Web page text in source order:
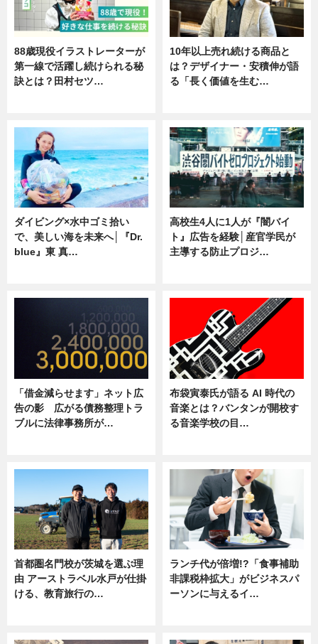
88歳現役イラストレーターが
第一線で活躍し続けられる秘
訣とは？田村セツ…
10年以上売れ続ける商品と
は？デザイナー・安積伸が語
る「長く価値を生む…
ダイビング×水中ゴミ拾い
で、美しい海を未来へ│『Dr.
blue』東 真…
高校生4人に1人が『闇バイ
ト』広告を経験│産官学民が
主導する防止プロジ…
「借金減らせます」ネット広
告の影 広がる債務整理トラ
ブルに法律事務所が…
布袋寅泰氏が語る AI 時代の
音楽とは？バンタンが開校す
る音楽学校の目…
首都圏名門校が茨城を選ぶ理
由 アーストラベル水戸が仕掛
ける、教育旅行の…
ランチ代が倍増!?「食事補助
非課税枠拡大」がビジネスパ
ーソンに与えるイ…